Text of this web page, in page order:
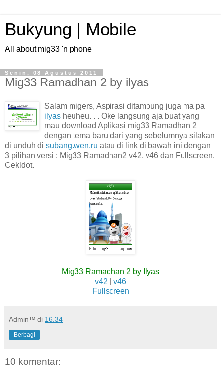
Bukyung | Mobile
All about mig33 'n phone
Senin, 08 Agustus 2011
Mig33 Ramadhan 2 by ilyas
Salam migers, Aspirasi ditampung juga ma pa
ilyas heuheu. . . Oke langsung aja buat yang
mau download Aplikasi mig33 Ramadhan 2
dengan tema baru dari yang sebelumnya silakan
di unduh di subang.wen.ru atau di link di bawah ini dengan
3 pilihan versi : Mig33 Ramadhan2 v42, v46 dan Fullscreen.
Cekidot.
Mig33 Ramadhan 2 by Ilyas
v42
v46
Fullscreen
Admin™ di 16.34
Berbagi
10 komentar: